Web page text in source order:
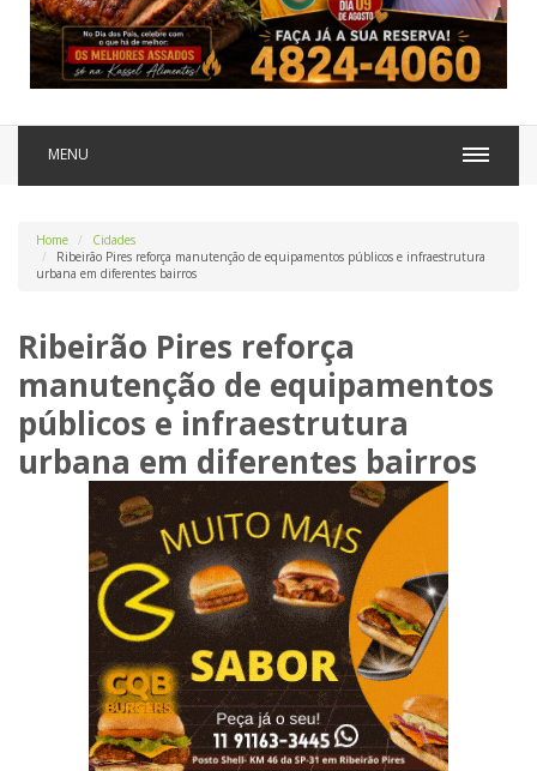
MENU
Home
Cidades
Ribeirão Pires reforça manutenção de equipamentos públicos e infraestrutura
urbana em diferentes bairros
Ribeirão Pires reforça
manutenção de equipamentos
públicos e infraestrutura
urbana em diferentes bairros